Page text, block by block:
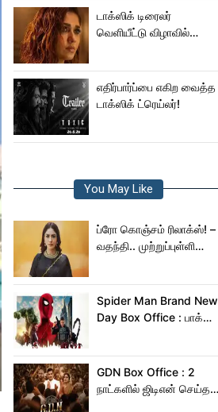
டாக்ஸிக் டிரைலர்
வெளியீட்டு விழாவில்
யாரு பாருங்க!..
எதிர்பார்ப்பை எகிற வைத்த
டாக்ஸிக் ட்ரெய்லர்!
You May Like
ப்ரோ கொஞ்சம் ரிலாக்ஸ்! –
வதந்தி.. முற்றுப்புள்ளி
Spider Man Brand New
Day Box Office : பாக்ஸ்
டே!
GDN Box Office : 2
நாட்களில் ஜிடிஎன் செய்த